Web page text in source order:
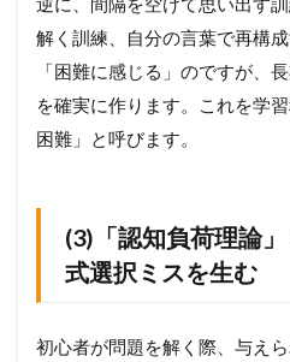
解く訓練、自分の言葉で再構
「困難に感じる」のですが、
を確実に作ります。これを学
困難」と呼びます。
(3)「認知負荷理論
式選択ミスを生む
初心者が問題を解く際、与え